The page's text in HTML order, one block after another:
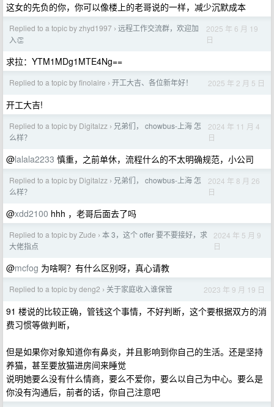
这女的先负的你，你可以像楼上的老哥说的一样，减少沉默成本
Replied to a topic by zhyd1997 › 远程工作交流群，欢迎加
入👏
2025 年 6 月 19
日
求拉：YTM1MDg1MTE4Ng==
Replied to a topic by finolaire › 开工大吉、各位新年好！ 2025 年 2 月 5 日
开工大吉!
Replied to a topic by Digitalzz › 兄弟们， chowbus-上海 怎
么样？
2024 年 11 月 4
日
@lalala2233 慎重，之前单休，流程什么的不太明确规范，小公司
Replied to a topic by Digitalzz › 兄弟们， chowbus-上海 怎
么样？
2024 年 8 月 26
日
@xdd2100 hhh ，老哥后面去了吗
Replied to a topic by Zude › 本 3，这个 offer 要不要接好，求
大佬指点
2024 年 5 月 9
日
@mcfog 为啥啊？有什么区别呀，真心请教
Replied to a topic by deng2 › 关于家庭收入谁保管 2023 年 9 月 19 日
91 楼说的比较正确，管钱这个事情，不好判断，这个要根据双方的消
费习惯等做判断，
但是如果你对象知道你有鼻炎，并且影响到你自己的生活。还是坚持
养猫，甚至要放猫进房间来睡觉
说明她要么没有什么情商，要么不爱你，要么以自己为中心。要么是
你没有沟通后，前者的话，你自己注意吧